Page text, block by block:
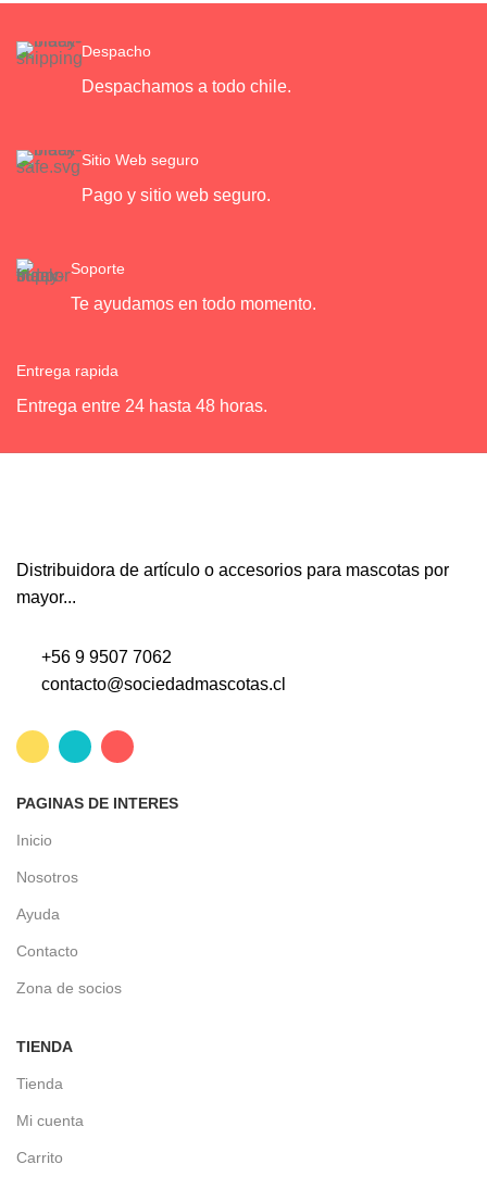
Despacho
Despachamos a todo chile.
Sitio Web seguro
Pago y sitio web seguro.
Soporte
Te ayudamos en todo momento.
Entrega rapida
Entrega entre 24 hasta 48 horas.
Distribuidora de artículo o accesorios para mascotas por
mayor...
+56 9 9507 7062
contacto@sociedadmascotas.cl
PAGINAS DE INTERES
Inicio
Nosotros
Ayuda
Contacto
Zona de socios
TIENDA
Tienda
Mi cuenta
Carrito